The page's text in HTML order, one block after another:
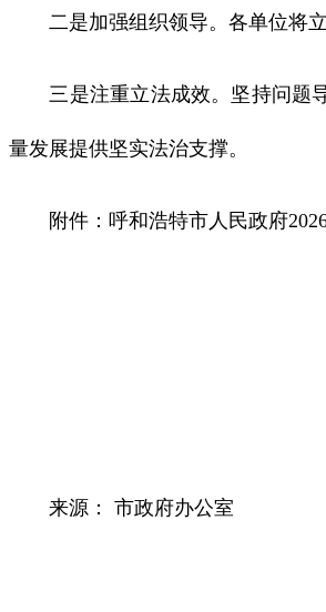
二是加强组织领导。各单位将立
三是注重立法成效。坚持问题导
量发展提供坚实法治支撑。
附件：呼和浩特市人民政府2026
来源： 市政府办公室